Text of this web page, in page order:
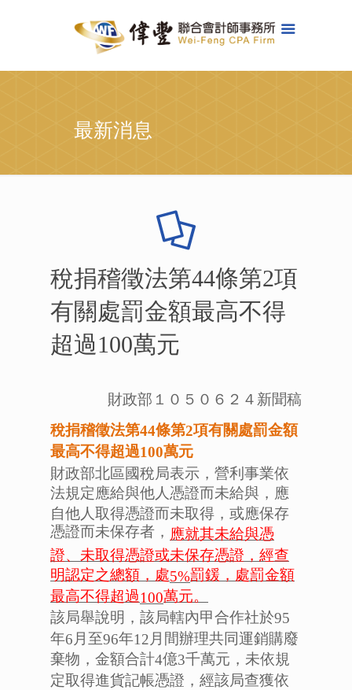
最新消息
稅捐稽徵法第44條第2項
有關處罰金額最高不得
超過100萬元
財政部１０５０６２４新聞稿
稅捐稽徵法第44條第2項有關處罰金額
最高不得超過100萬元
財政部北區國稅局表示，營利事業依
法規定應給與他人憑證而未給與，應
自他人取得憑證而未取得，或應保存
憑證而未保存者， 應就其未給與憑
證、未取得憑證或未保存憑證，經查
明認定之總額，處5%罰鍰，處罰金額
最高不得超過100萬元。
該局舉說明，該局轄內甲合作社於95
年6 月至96年12 月間辦理共同運銷購廢
棄物，金額合計4億3千萬元，未依規
定取得進貨記帳憑證，經該局查獲依